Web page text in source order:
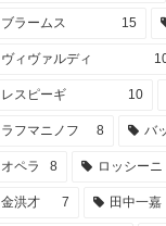
ブラームス 15
ヴィヴァルディ
レスピーギ 10
ラフマニノフ 8 バ
オペラ 8 ロッシーニ
金洪才 7 田中一嘉